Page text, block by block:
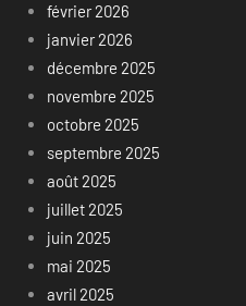
février 2026
janvier 2026
décembre 2025
novembre 2025
octobre 2025
septembre 2025
août 2025
juillet 2025
juin 2025
mai 2025
avril 2025